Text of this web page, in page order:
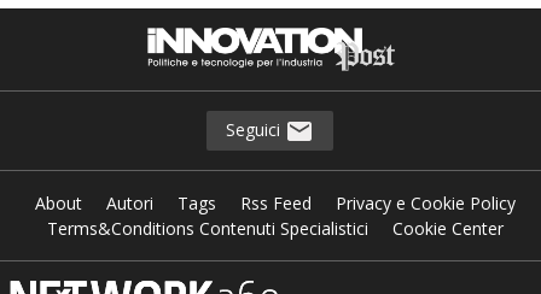
Seguici
About Autori Tags Rss Feed
Privacy e Cookie Policy
Terms&Conditions Contenuti Specialistici
Cookie Center